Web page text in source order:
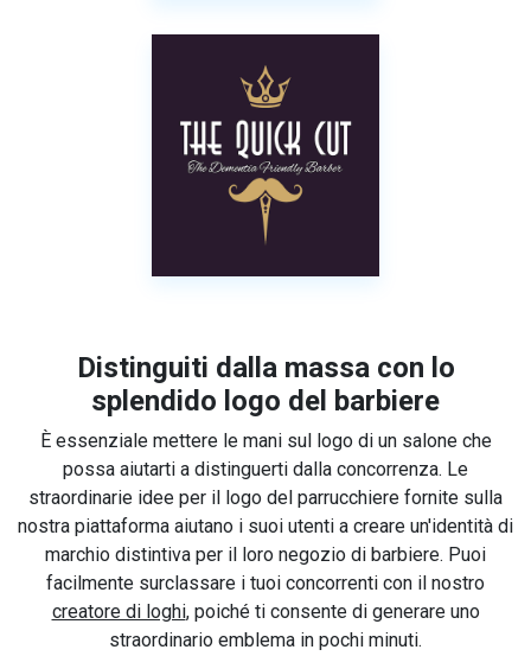
Distinguiti dalla massa con lo
splendido logo del barbiere
È essenziale mettere le mani sul logo di un salone che
possa aiutarti a distinguerti dalla concorrenza. Le
straordinarie idee per il logo del parrucchiere fornite sulla
nostra piattaforma aiutano i suoi utenti a creare un'identità di
marchio distintiva per il loro negozio di barbiere. Puoi
facilmente surclassare i tuoi concorrenti con il nostro
creatore di loghi, poiché ti consente di generare uno
straordinario emblema in pochi minuti.